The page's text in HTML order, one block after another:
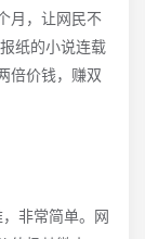
月，让网民不
纸的小说连载
倍价钱，赚双
非常简单。网